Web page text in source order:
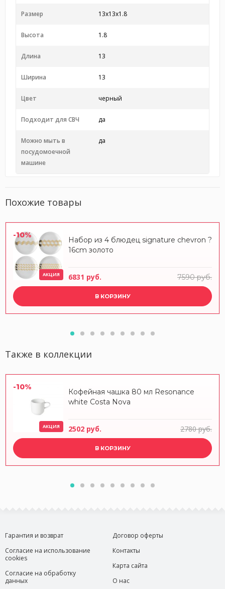
Размер 13x13x1.8
Высота 1.8
Длина 13
Ширина 13
Цвет черный
Подходит для СВЧ да
Можно мыть в
посудомоечной
машине
да
Похожие товары
-10%
АКЦИЯ
Набор из 4 блюдец signature chevron ?
16cm золото
6831 руб. 7590 руб.
В КОРЗИНУ
Также в коллекции
-10%
АКЦИЯ
Кофейная чашка 80 мл Resonance
white Costa Nova
2502 руб. 2780 руб.
В КОРЗИНУ
Гарантия и возврат
Согласие на использование
cookies
Согласие на обработку
данных
Договор оферты
Контакты
Карта сайта
О нас